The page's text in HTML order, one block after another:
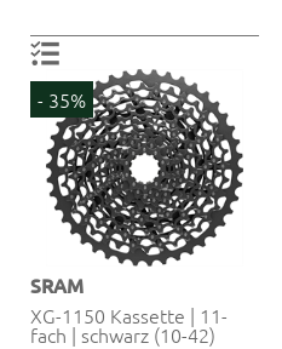
- 35%
SRAM
XG-1150 Kassette | 11-
fach | schwarz (10-42)